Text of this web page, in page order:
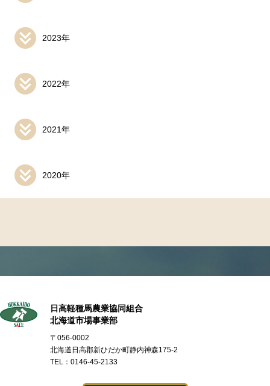
2023年
2022年
2021年
2020年
日高軽種馬農業協同組合
北海道市場事業部
〒056-0002
北海道日高郡新ひだか町静内神森175-2
TEL：0146-45-2133